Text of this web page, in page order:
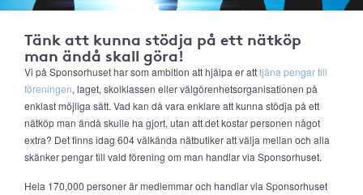
Tänk att kunna stödja på ett nätköp
man ändå skall göra!
Vi på Sponsorhuset har som ambition att hjälpa er atttjäna pengar till
föreningen, laget, skolklassen eller välgörenhetsorganisationen på
enklast möjliga sätt. Vad kan då vara enklare att kunna stödja på ett
nätköp man ändå skulle ha gjort, utan att det kostar personen något
extra? Det finns idag 604 välkända nätbutiker att välja mellan och alla
skänker pengar till vald förening om man handlar via Sponsorhuset.
Hela 170,000 personer är medlemmar och handlar via Sponsorhuset